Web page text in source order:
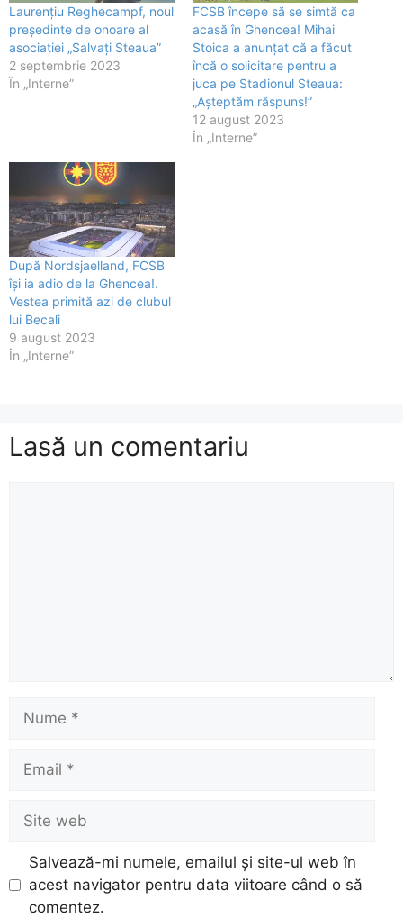
Laurențiu Reghecampf, noul
președinte de onoare al
asociației „Salvați Steaua”
2 septembrie 2023
În „Interne”
FCSB începe să se simtă ca
acasă în Ghencea! Mihai
Stoica a anunțat că a făcut
încă o solicitare pentru a
juca pe Stadionul Steaua:
„Așteptăm răspuns!”
12 august 2023
În „Interne”
După Nordsjaelland, FCSB
își ia adio de la Ghencea!.
Vestea primită azi de clubul
lui Becali
9 august 2023
În „Interne”
Lasă un comentariu
Nume
Email
Site
web
Salvează-mi numele, emailul și site-ul web în
acest navigator pentru data viitoare când o să
comentez.